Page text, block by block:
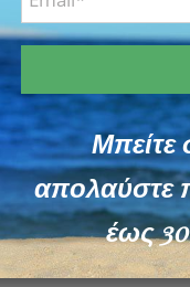
Μπείτε
απολαύστε
έως